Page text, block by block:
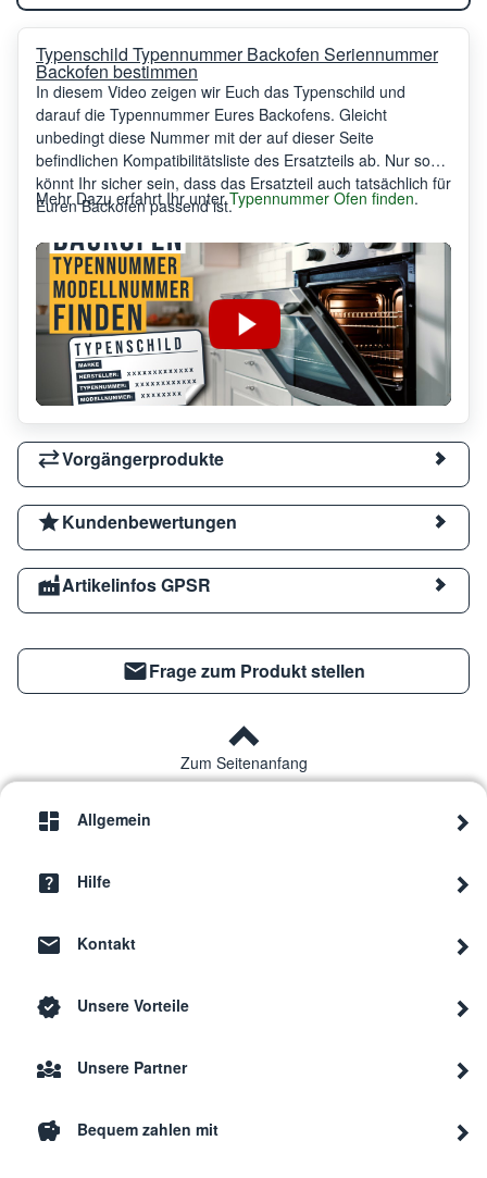
Typenschild Typennummer Backofen Seriennummer
Backofen bestimmen
In diesem Video zeigen wir Euch das Typenschild und
darauf die Typennummer Eures Backofens. Gleicht
unbedingt diese Nummer mit der auf dieser Seite
befindlichen Kompatibilitätsliste des Ersatzteils ab. Nur so
könnt Ihr sicher sein, dass das Ersatzteil auch tatsächlich für
Euren Backofen passend ist.
Mehr Dazu erfahrt Ihr unterTypennummer Ofen finden.
Vorgängerprodukte
Kundenbewertungen
Artikelinfos GPSR
Frage zum Produkt stellen
Zum Seitenanfang
Allgemein
Hilfe
Kontakt
Unsere Vorteile
Unsere Partner
Bequem zahlen mit